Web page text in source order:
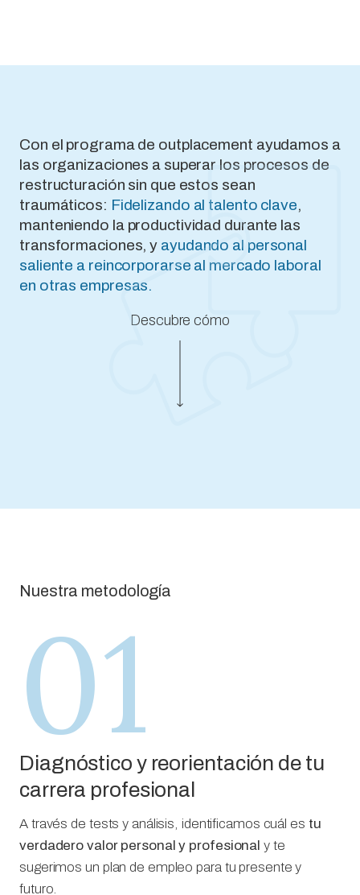
Con el programa de outplacement ayudamos a
las organizaciones a superar los procesos de
restructuración sin que estos sean
traumáticos: Fidelizando al talento clave,
manteniendo la productividad durante las
transformaciones, y ayudando al personal
saliente a reincorporarse al mercado laboral
en otras empresas.
Descubre cómo
Nuestra metodología
01
Diagnóstico y reorientación de tu
carrera profesional
A través de tests y análisis, identificamos cuál es tu
verdadero valor personal y profesional y te
sugerimos un plan de empleo para tu presente y
futuro.